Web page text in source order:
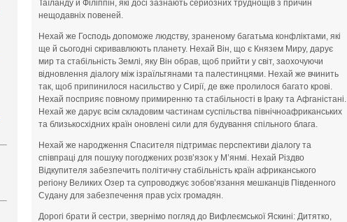
Таїланду й Філіппін, які досі зазнають серйозних труднощів з причин
нещодавніх повеней.
Нехай же Господь допоможе людству, зраненому багатьма конфліктами, які
ще й сьогодні скривавлюють планету. Нехай Він, що є Князем Миру, дарує
мир та стабільність Землі, яку Він обрав, щоб прийти у світ, заохочуючи
відновлення діалогу між ізраїльтянами та палестинцями. Нехай же вчинить
так, щоб припинилося насильство у Сирії, де вже пролилося багато крові.
Нехай посприяє повному примиренню та стабільності в Іраку та Афганістані.
Нехай же дарує всім складовим частинам суспільства північноафриканських
та близькосхідних країн оновлені сили для будування спільного блага.
Нехай же народження Спасителя підтримає перспективи діалогу та
співпраці для пошуку погоджених розв’язок у М’янмі. Нехай Різдво
Відкупителя забезпечить політичну стабільність країн африканського
регіону Великих Озер та супроводжує зобов’язання мешканців Південного
Судану для забезпечення прав усіх громадян.
Дорогі брати й сестри, звернімо погляд до Вифлеємської Яскині: Дитятко,